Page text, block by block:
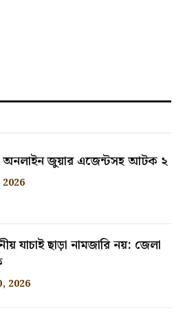
অনলাইন জুয়ার এজেন্টসহ আটক ২
যাচাই ছাড়া নামজারি নয়: জেলা
2026